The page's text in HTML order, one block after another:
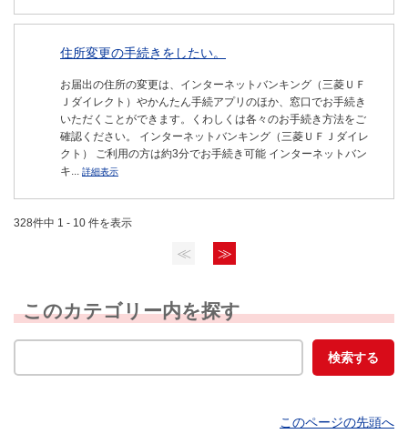
住所変更の手続きをしたい。
お届出の住所の変更は、インターネットバンキング（三菱ＵＦ
Ｊダイレクト）やかんたん手続アプリのほか、窓口でお手続き
いただくことができます。くわしくは各々のお手続き方法をご
確認ください。 インターネットバンキング（三菱ＵＦＪダイレ
クト） ご利用の方は約3分でお手続き可能 インターネットバン
キ... 詳細表示
328件中 1 - 10 件を表示
≪ ≫
このカテゴリー内を探す
このページの先頭へ